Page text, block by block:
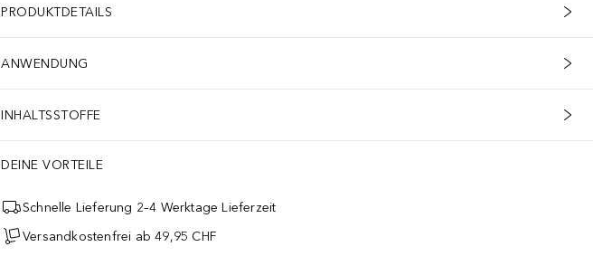
PRODUKTDETAILS
ANWENDUNG
INHALTSSTOFFE
DEINE VORTEILE
Schnelle Lieferung 2–4 Werktage Lieferzeit
Versandkostenfrei ab 49,95 CHF